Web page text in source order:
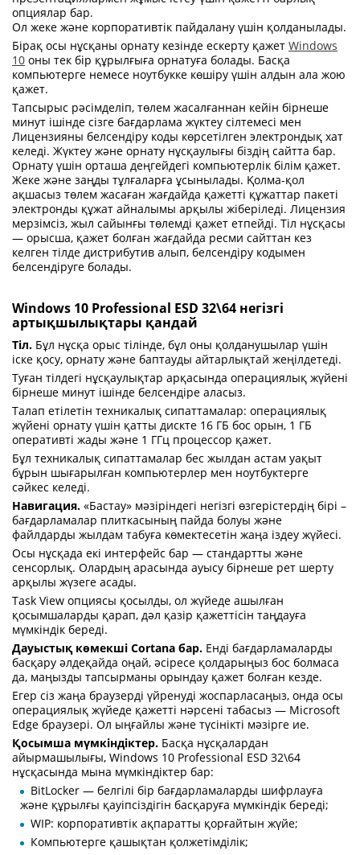
опциялар бар.
Ол жеке және корпоративтік пайдалану үшін қолданылады.
Бірақ осы нұсқаны орнату кезінде ескерту қажет Windows
10 оны тек бір құрылғыға орнатуға болады. Басқа
компьютерге немесе ноутбукке көшіру үшін алдын ала жою
қажет.
Тапсырыс рәсімделіп, төлем жасалғаннан кейін бірнеше
минут ішінде сізге бағдарлама жүктеу сілтемесі мен
Лицензияны белсендіру коды көрсетілген электрондық хат
келеді. Жүктеу және орнату нұсқаулығы біздің сайтта бар.
Орнату үшін орташа деңгейдегі компьютерлік білім қажет.
Жеке және заңды тұлғаларға ұсынылады. Қолма-қол
ақшасыз төлем жасаған жағдайда қажетті құжаттар пакеті
электронды құжат айналымы арқылы жіберіледі. Лицензия
мерзімсіз, жыл сайынғы төлемді қажет етпейді. Тіл нұсқасы
— орысша, қажет болған жағдайда ресми сайттан кез
келген тілде дистрибутив алып, белсендіру кодымен
белсендіруге болады.
Windows 10 Professional ESD 32\64 негізгі
артықшылықтары қандай
Тіл. Бұл нұсқа орыс тілінде, бұл оны қолданушылар үшін
іске қосу, орнату және баптауды айтарлықтай жеңілдетеді.
Туған тілдегі нұсқаулықтар арқасында операциялық жүйені
бірнеше минут ішінде белсендіре аласыз.
Талап етілетін техникалық сипаттамалар: операциялық
жүйені орнату үшін қатты дискте 16 ГБ бос орын, 1 ГБ
оперативті жады және 1 ГГц процессор қажет.
Бұл техникалық сипаттамалар бес жылдан астам уақыт
бұрын шығарылған компьютерлер мен ноутбуктерге
сәйкес келеді.
Навигация. «Бастау» мәзіріндегі негізгі өзгерістердің бірі –
бағдарламалар плиткасының пайда болуы және
файлдарды жылдам табуға көмектесетін жаңа іздеу жүйесі.
Осы нұсқада екі интерфейс бар — стандартты және
сенсорлық. Олардың арасында ауысу бірнеше рет шерту
арқылы жүзеге асады.
Task View опциясы қосылды, ол жүйеде ашылған
қосымшаларды қарап, дәл қазір қажеттісін таңдауға
мүмкіндік береді.
Дауыстық көмекші Cortana бар. Енді бағдарламаларды
басқару әлдеқайда оңай, әсіресе қолдарыңыз бос болмаса
да, маңызды тапсырманы орындау қажет болған кезде.
Егер сіз жаңа браузерді үйренуді жоспарласаңыз, онда осы
операциялық жүйеде қажетті нәрсені табасыз — Microsoft
Edge браузері. Ол ыңғайлы және түсінікті мәзірге ие.
Қосымша мүмкіндіктер. Басқа нұсқалардан
айырмашылығы, Windows 10 Professional ESD 32\64
нұсқасында мына мүмкіндіктер бар:
BitLocker — белгілі бір бағдарламаларды шифрлауға
және құрылғы қауіпсіздігін басқаруға мүмкіндік береді;
WIP: корпоративтік ақпаратты қорғайтын жүйе;
Компьютерге қашықтан қолжетімділік;